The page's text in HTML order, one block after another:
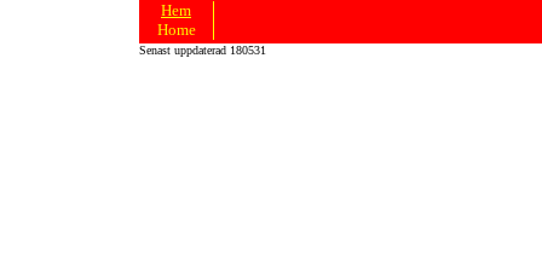
Hem
Home
Senast uppdaterad 180531